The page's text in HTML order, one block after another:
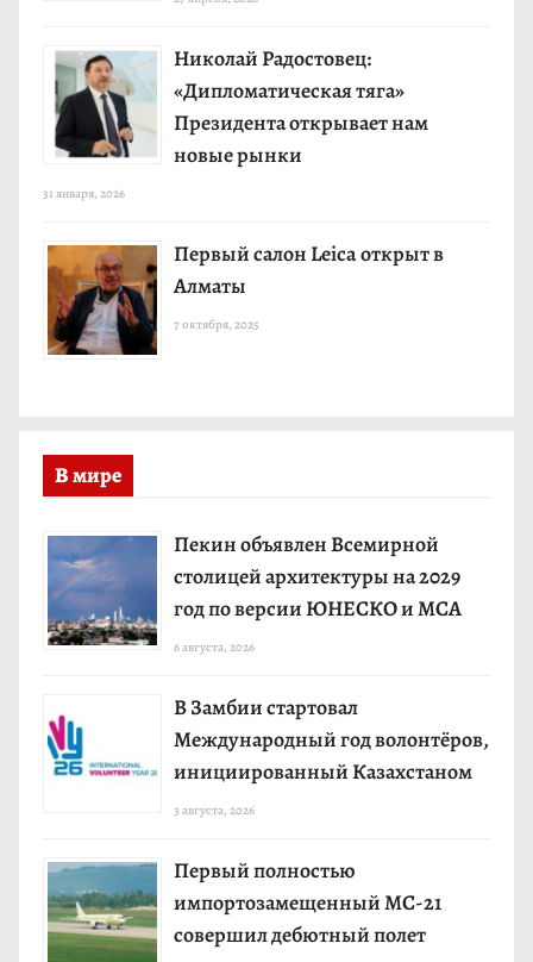
Николай Радостовец:
«Дипломатическая тяга»
Президента открывает нам
новые рынки
31 января, 2026
Первый салон Leica открыт в
Алматы
7 октября, 2025
В мире
Пекин объявлен Всемирной
столицей архитектуры на 2029
год по версии ЮНЕСКО и МСА
6 августа, 2026
В Замбии стартовал
Международный год волонтёров,
инициированный Казахстаном
3 августа, 2026
Первый полностью
импортозамещенный МС-21
совершил дебютный полет